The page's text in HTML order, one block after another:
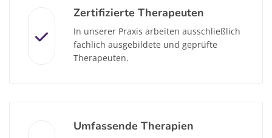
Zertifizierte Therapeuten
In unserer Praxis arbeiten ausschließlich
fachlich ausgebildete und geprüfte
Therapeuten.
Umfassende Therapien